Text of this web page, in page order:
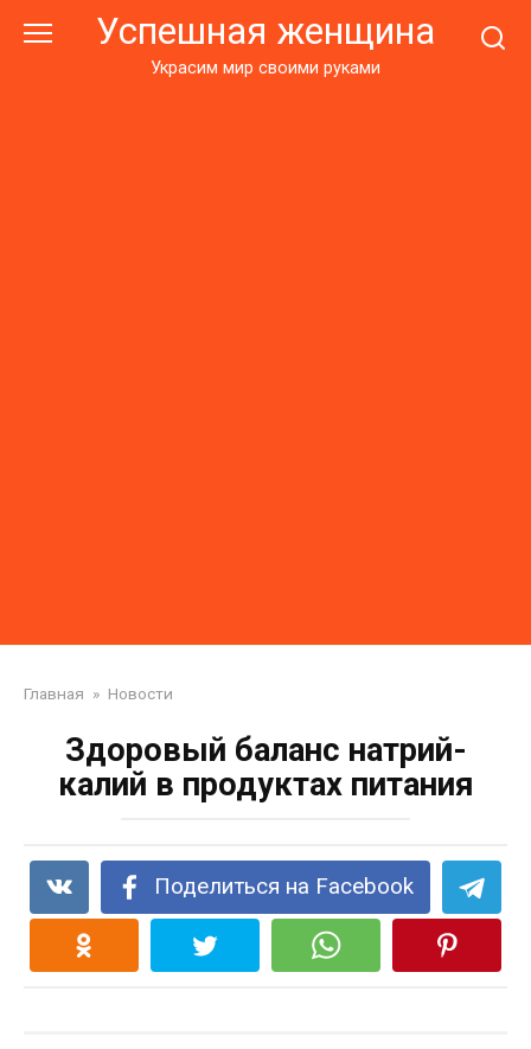
Успешная женщина
Украсим мир своими руками
Главная » Новости
Здоровый баланс натрий-
калий в продуктах питания
Поделиться на Facebook